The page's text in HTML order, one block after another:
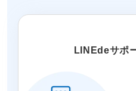
LINEdeサポ